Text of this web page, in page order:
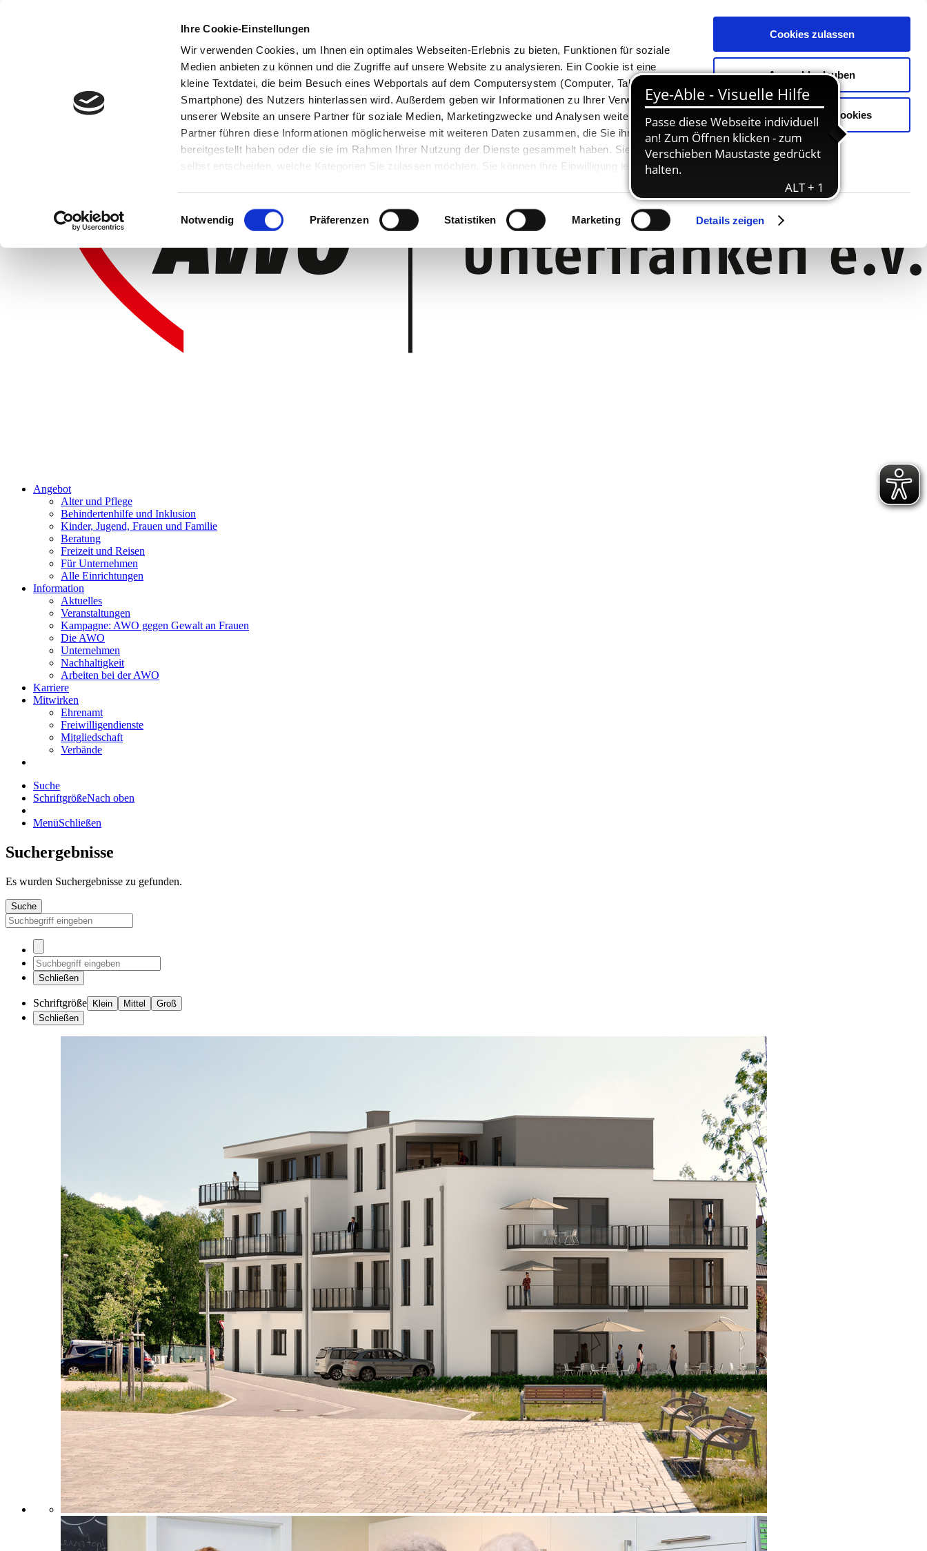
Ihre Cookie-Einstellungen
Wir verwenden Cookies, um Ihnen ein optimales Webseiten-Erlebnis zu bieten, Funktionen für soziale
Medien anbieten zu können und die Zugriffe auf unsere Website zu analysieren. Ein Cookie ist eine
kleine Textdatei, die beim Besuch eines Webportals auf dem Computersystem (Computer, Tablet oder
Smartphone) des Nutzers hinterlassen wird. Außerdem geben wir Informationen zu Ihrer Verwendung
unserer Website an unsere Partner für soziale Medien, Marketingzwecke und Analysen weiter. Unsere
Partner führen diese Informationen möglicherweise mit weiteren Daten zusammen, die Sie ihnen
bereitgestellt haben oder die sie im Rahmen Ihrer Nutzung der Dienste gesammelt haben. Sie können
selbst entscheiden, welche Kategorien Sie zulassen möchten. Sie können Ihre Einwilligung jederzeit
Einwilligungsauswahl
Notwendig Präferenzen Statistiken Marketing Details zeigen
Cookies zulassen
Auswahl erlauben
Nur notwendige Cookies
Angebot
Alter und Pflege
Behindertenhilfe und Inklusion
Kinder, Jugend, Frauen und Familie
Beratung
Freizeit und Reisen
Für Unternehmen
Alle Einrichtungen
Information
Aktuelles
Veranstaltungen
Kampagne: AWO gegen Gewalt an Frauen
Die AWO
Unternehmen
Nachhaltigkeit
Arbeiten bei der AWO
Karriere
Mitwirken
Ehrenamt
Freiwilligendienste
Mitgliedschaft
Verbände
Suche
SchriftgrößeNach oben
MenüSchließen
Suchergebnisse
Es wurden Suchergebnisse zu gefunden.
Suche
Schließen
Schriftgröße Klein Mittel
Groß
Schließen